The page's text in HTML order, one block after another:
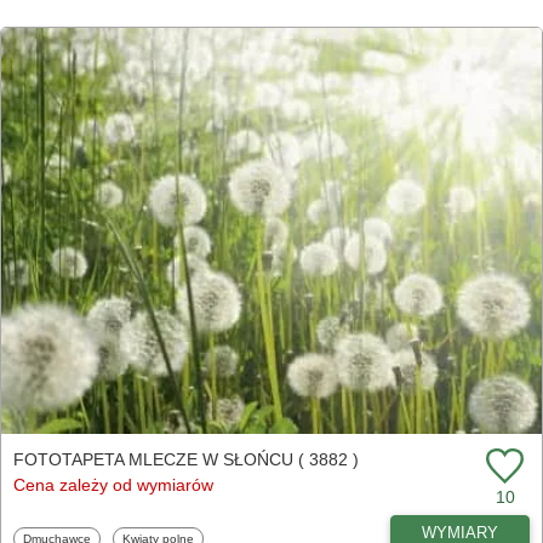
FOTOTAPETA MLECZE W SŁOŃCU ( 3882 )
Cena zależy od wymiarów
10
Fototapety
Dmuchawce Fototapety
Kwiaty polne WYMIARY